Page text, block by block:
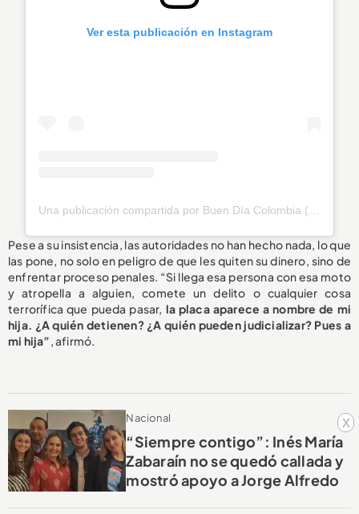
x
Ver esta publicación en Instagram
Una publicación compartida por Buen Día Colombia (@buendiacolombia)
Pese a su insistencia, las autoridades no han hecho nada, lo que
las pone, no solo en peligro de que les quiten su dinero, sino de
enfrentar proceso penales. “Si llega esa persona con esa moto
y atropella a alguien, comete un delito o cualquier cosa
terrorífica que pueda pasar, la placa aparece a nombre de mi
hija. ¿A quién detienen? ¿A quién pueden judicializar? Pues a
mi hija”, afirmó.
Nacional
“Siempre contigo”: Inés María
Zabaraín no se quedó callada y
mostró apoyo a Jorge Alfredo